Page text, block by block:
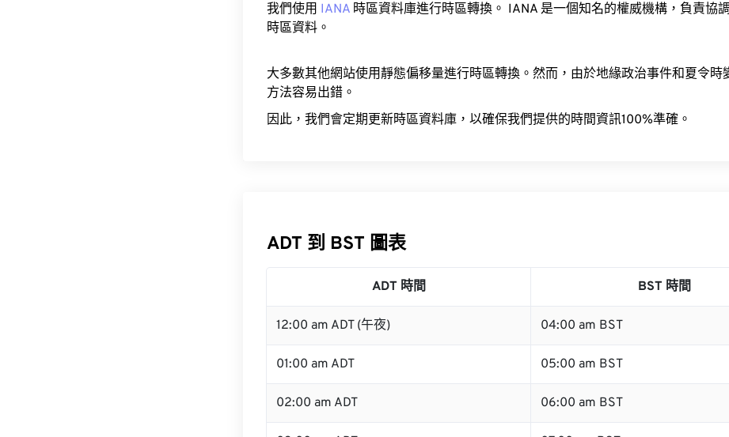
我們使用 IANA 時區資料庫進行時區轉換。 IANA 是一個知名的權威機構，負責協
時區資料。
大多數其他網站使用靜態偏移量進行時區轉換。然而，由於地緣政治事件和夏令時
方法容易出錯。
因此，我們會定期更新時區資料庫，以確保我們提供的時間資訊100%準確。
ADT 到 BST 圖表
ADT 時間 BST 時間
12:00 am ADT (午夜) 04:00 am BST
01:00 am ADT 05:00 am BST
02:00 am ADT 06:00 am BST